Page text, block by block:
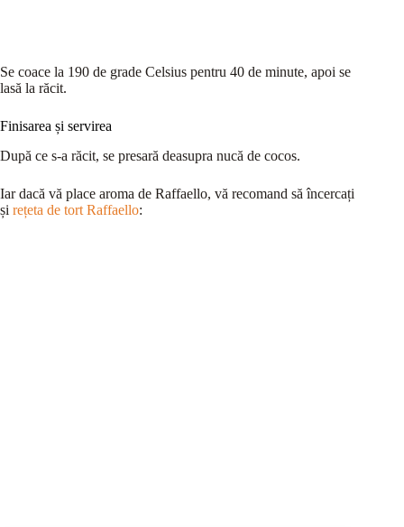
Se coace la 190 de grade Celsius pentru 40 de minute, apoi se
lasă la răcit.
Finisarea și servirea
După ce s-a răcit, se presară deasupra nucă de cocos.
Iar dacă vă place aroma de Raffaello, vă recomand să încercați
și rețeta de tort Raffaello: